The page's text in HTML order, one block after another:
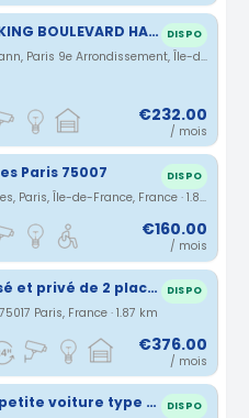
LOCATION PARKING BOULEVARD HAUSSMANN 9ieme ARRONDISSEMENT DISPO
Boulevard Haussmann, Paris 9e Arrondissement, Île-de-France, France · 1.79 km
€232.00
/ mois
Paris 75007 DISPO
quartier des Invalides, Paris, Île-de-France, France · 1.81 km
€160.00
/ mois
Parking sécurisé et privé de 2 places ( 25m²) avec deux portes individuelles DISPO
Paris, France · 1.87 km
€376.00
/ mois
Emplacement petite voiture type smart DISPO